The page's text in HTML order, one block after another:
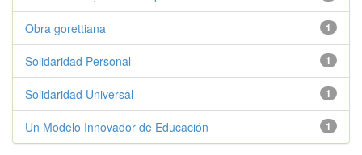
1
Obra gorettiana
1
Solidaridad Personal
1
Solidaridad Universal
1
Un Modelo Innovador de Educación